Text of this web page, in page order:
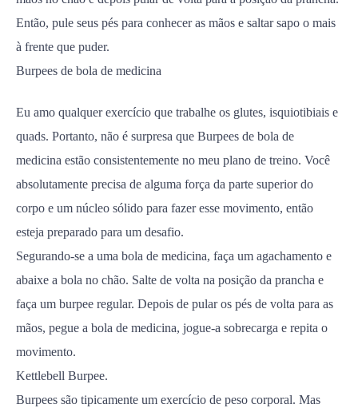
Então, pule seus pés para conhecer as mãos e saltar sapo o mais
à frente que puder.
Burpees de bola de medicina
Eu amo qualquer exercício que trabalhe os glutes, isquiotibiais e
quads. Portanto, não é surpresa que Burpees de bola de
medicina estão consistentemente no meu plano de treino. Você
absolutamente precisa de alguma força da parte superior do
corpo e um núcleo sólido para fazer esse movimento, então
esteja preparado para um desafio.
Segurando-se a uma bola de medicina, faça um agachamento e
abaixe a bola no chão. Salte de volta na posição da prancha e
faça um burpee regular. Depois de pular os pés de volta para as
mãos, pegue a bola de medicina, jogue-a sobrecarga e repita o
movimento.
Kettlebell Burpee.
Burpees são tipicamente um exercício de peso corporal. Mas